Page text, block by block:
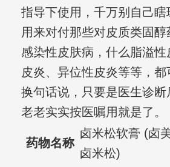
指导下使用，千万别自己
用来对付那些对皮质类固
感染性皮肤病，什么脂溢
皮炎、异位性皮炎等等，都
换句话说，只要是医生诊
老老实实按医嘱用就是了。
药物名称
卤米松软膏 (卤
卤米松)